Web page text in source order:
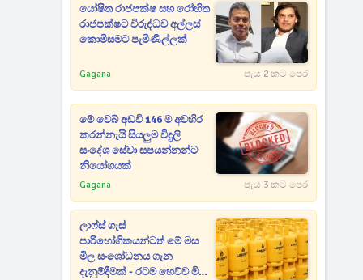
යෝෂිත රාජපක්ෂ සහ රෝහිත
රාජපක්ෂට විරුද්ධව අල්ලස්
කොමිසමට පැමිණිල්ලක්
Gagana පැය 2 කට පෙර
මේ වෙබ් අඩවි 146 ම අවහිර
කරන්නැයි සියලුම විදුලි
සංදේශ සේවා සපයන්නන්ට
නියෝගයක්
Gagana පැය 3 කට පෙර
ලාෆ්ස් ගැස්
පාරිභෝගිකයන්ටත් මේ මස
මිල සංශෝධනය ගැන
දැනුම්දීමක් - රටම හෙව්ව මිල